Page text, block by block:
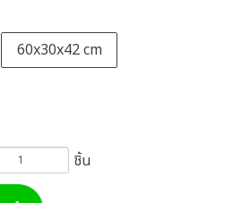
60x30x42 cm
ชิ้น